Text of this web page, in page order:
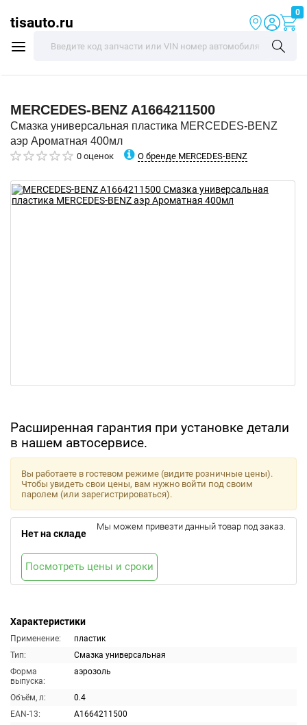
tisauto.ru
0
MERCEDES-BENZ A1664211500
Смазка универсальная пластика MERCEDES-BENZ
аэр Ароматная 400мл
0 оценок О бренде MERCEDES-BENZ
Расширенная гарантия при установке детали
в нашем автосервисе.
Характеристики
Применение:
пластик
Тип:
Смазка универсальная
Форма
выпуска:
аэрозоль
Объём, л:
0.4
EAN-13:
A1664211500
Вы работаете в гостевом режиме (видите розничные цены).
Чтобы увидеть свои цены, вам нужно войти под своим
паролем (или зарегистрироваться).
Нет на складе
Мы можем привезти данный товар под заказ.
Посмотреть цены и сроки